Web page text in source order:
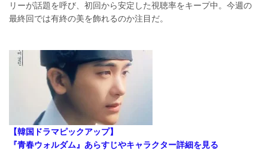
リーが話題を呼び、初回から安定した視聴率をキープ中。今週の
最終回では有終の美を飾れるのか注目だ。
【韓国ドラマピックアップ】
『青春ウォルダム 』あらすじやキャラクター詳細を見る